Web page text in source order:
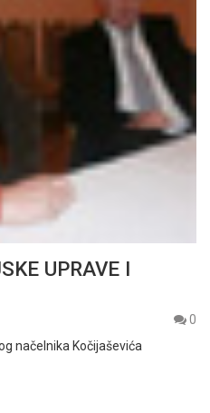
UPRAVE I
0
načelnika Kočijaševića